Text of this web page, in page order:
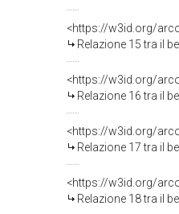
<https://w3id.org/
Relazione 15 tra il
<https://w3id.org/
Relazione 16 tra il
<https://w3id.org/
Relazione 17 tra il
<https://w3id.org/
Relazione 18 tra il